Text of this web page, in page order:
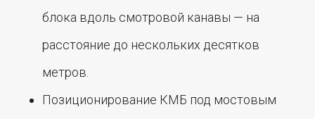
блока вдоль смотровой канавы — на
расстояние до нескольких десятков
метров.
Позиционирование КМБ под мостовым